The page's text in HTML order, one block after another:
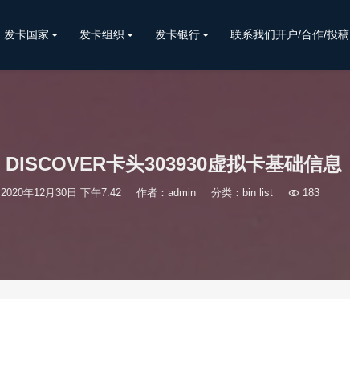
发卡国家 发卡组织 发卡银行 联系我们开户/合作/投稿
DISCOVER卡头303930虚拟卡基础信息
2020年12月30日 下午7:42 作者：admin 分类： bin list 183